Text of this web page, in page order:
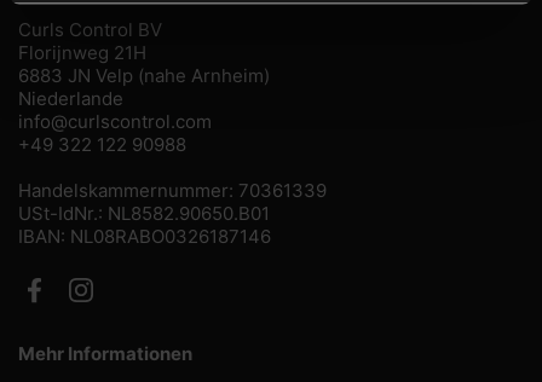
Curls Control BV
Florijnweg 21H
6883 JN Velp (nahe Arnheim)
Niederlande
info@curlscontrol.com
+49 322 122 90988
Handelskammernummer: 70361339
USt-IdNr.: NL8582.90650.B01
IBAN: NL08RABO0326187146
FacebookInstagram
Mehr Informationen